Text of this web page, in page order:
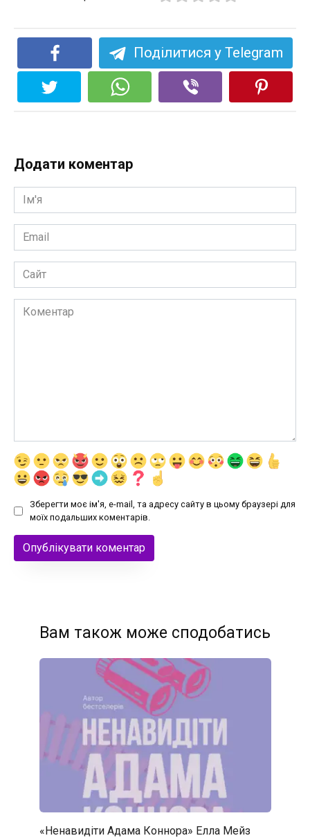
Поділитися у Telegram
Додати коментар
Ім'я
*
Email
*
Сайт
Коментар
Зберегти моє ім'я, e-mail, та адресу сайту в цьому браузері для
моїх подальших коментарів.
Вам також може сподобатись
«Ненавидіти Адама Коннора» Елла Мейз